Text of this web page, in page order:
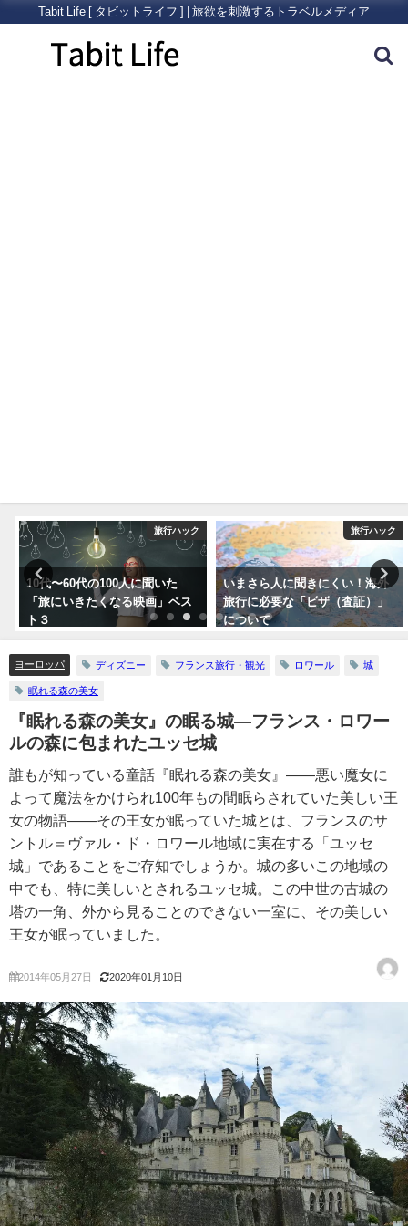
Tabit Life [ タビットライフ ] | 旅欲を刺激するトラベルメディア
旅行ハック
10代〜60代の100人に聞いた
「旅にいきたくなる映画」ベス
ト３
旅行ハック
いまさら人に聞きにくい！海外
旅行に必要な「ビザ（査証）」
について
ヨーロッパ ディズニー フランス旅行・観光 ロワール 城
眠れる森の美女
『眠れる森の美女』の眠る城―フランス・ロワー
ルの森に包まれたユッセ城
誰もが知っている童話『眠れる森の美女』――悪い魔女に
よって魔法をかけられ100年もの間眠らされていた美しい王
女の物語――その王女が眠っていた城とは、フランスのサ
ントル＝ヴァル・ド・ロワール地域に実在する「ユッセ
城」であることをご存知でしょうか。城の多いこの地域の
中でも、特に美しいとされるユッセ城。この中世の古城の
塔の一角、外から見ることのできない一室に、その美しい
王女が眠っていました。
2014年05月27日 2020年01月10日